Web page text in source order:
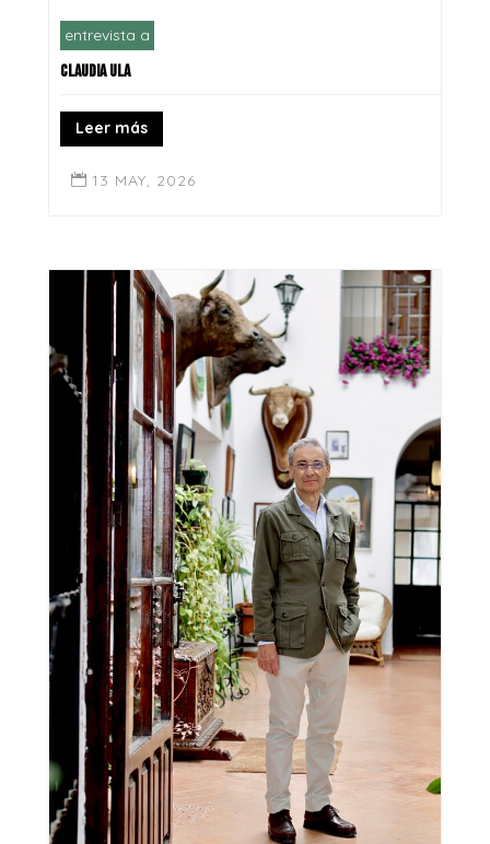
entrevista a
CLAUDIA ULA
Leer más
 13 MAY, 2026